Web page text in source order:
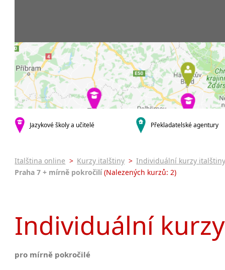
Praha 7
Praha 9
Praha 10
krajská města
Brno
Plzeň
malá města podle abecedy
kurzy s
Online
Letní
9-14 hodin týdně
20 a více hodin týdně
Večerní
Noční
Jazykové školy a učitelé Překladatelské agentury
Italština online > Kurzy italštiny > Individuální kurzy
Praha 7 + mírně pokročilí(Nalezených kurzů: 2)
Individuální
pro mírně pokročilé